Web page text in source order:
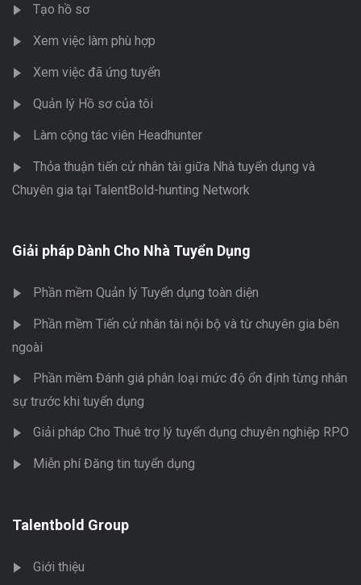
Tạo hồ sơ
Xem việc làm phù hợp
Xem việc đã ứng tuyển
Quản lý Hồ sơ của tôi
Làm cộng tác viên Headhunter
Thỏa thuận tiến cử nhân tài giữa Nhà tuyển dụng và
Chuyên gia tại TalentBold-hunting Network
Giải pháp Dành Cho Nhà Tuyển Dụng
Phần mềm Quản lý Tuyển dụng toàn diện
Phần mềm Tiến cử nhân tài nội bộ và từ chuyên gia bên
ngoài
Phần mềm Đánh giá phân loại mức độ ổn định từng nhân
sự trước khi tuyển dụng
Giải pháp Cho Thuê trợ lý tuyển dụng chuyên nghiệp RPO
Miễn phí Đăng tin tuyển dụng
Talentbold Group
Giới thiệu